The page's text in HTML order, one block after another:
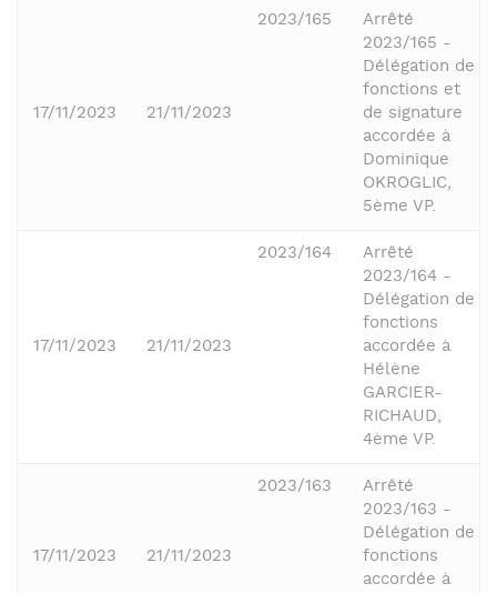
17/11/2023 21/11/2023
2023/165
Arrêté
2023/165 -
Délégation de
fonctions et
de signature
accordée à
Dominique
OKROGLIC,
5ème VP.
17/11/2023 21/11/2023
2023/164
Arrêté
2023/164 -
Délégation de
fonctions
accordée à
Hélène
GARCIER-
RICHAUD,
4ème VP.
17/11/2023 21/11/2023
2023/163
Arrêté
2023/163 -
Délégation de
fonctions
accordée à